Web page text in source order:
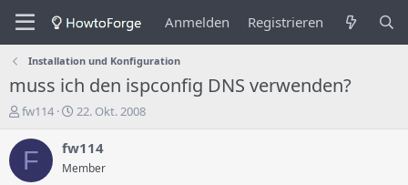
Anmelden Registrieren
Installation und Konfiguration
muss ich den ispconfig DNS verwenden?
E
s
e
fw114
E
s
e
22. Okt. 2008
F fw114
Member